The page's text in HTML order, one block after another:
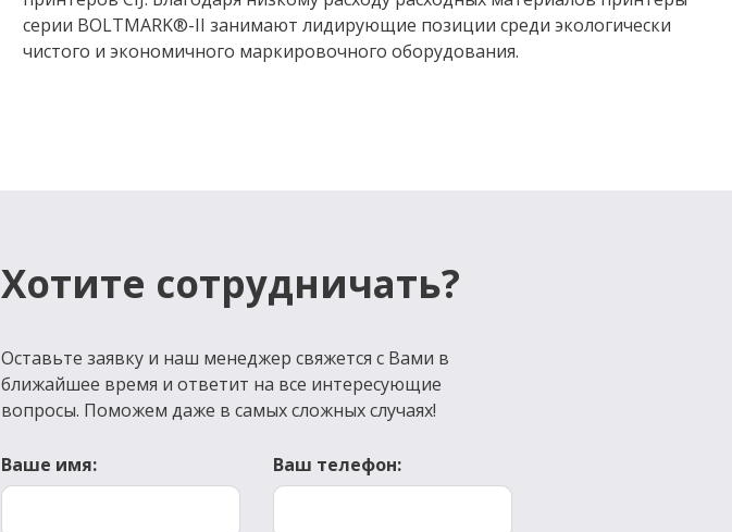
серии BOLTMARK®-II занимают лидирующие позиции среди экологически
чистого и экономичного маркировочного оборудования.
Хотите сотрудничать?
Оставьте заявку и наш менеджер свяжется с Вами в
ближайшее время и ответит на все интересующие
вопросы. Поможем даже в самых сложных случаях!
Ваше имя: Ваш телефон: